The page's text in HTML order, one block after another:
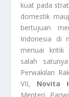
kuat pada
domestik
bertujuan
Indonesia di
menuai kritik
salah
Perwakilan
VII, Novita
Menteri